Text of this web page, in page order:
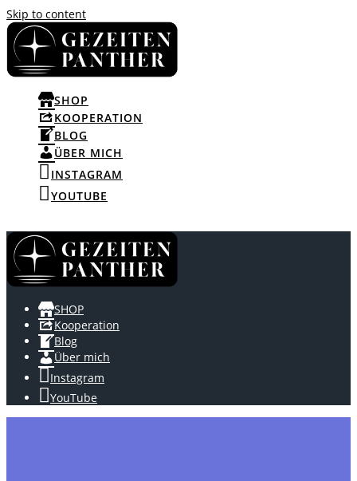
Skip to content
SHOP
KOOPERATION
BLOG
ÜBER MICH
INSTAGRAM
YOUTUBE
SHOP
Kooperation
Blog
Über mich
Instagram
YouTube